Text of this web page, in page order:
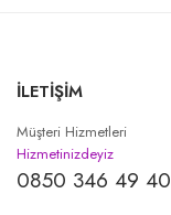
İLETİŞİM
Müşteri Hizmetleri
Hizmetinizdeyiz
0850 346 49 40